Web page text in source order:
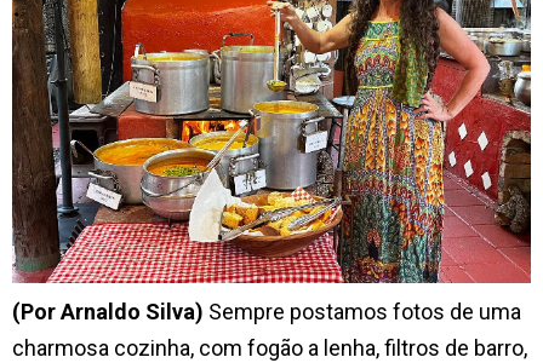
(Por Arnaldo Silva) Sempre postamos fotos de uma
charmosa cozinha, com fogão a lenha, filtros de barro,